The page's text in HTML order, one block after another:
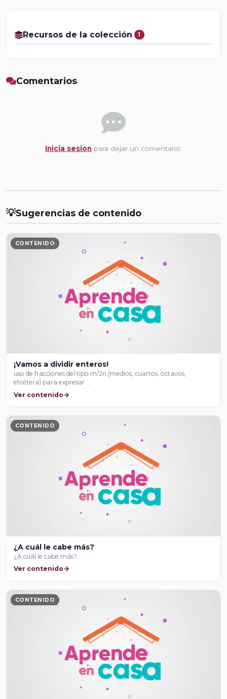
Recursos de la colección 1
Comentarios
Inicia sesion para dejar un comentario.
💡Sugerencias de contenido
CONTENIDO
¡Vamos a dividir enteros!
uso de fracciones del tipo m/2n (medios, cuartos, octavos,
etcétera) para expresar …
Ver contenido
CONTENIDO
¿A cuál le cabe más?
¿A cuál le cabe más?
Ver contenido
CONTENIDO